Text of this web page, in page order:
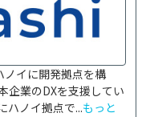
イに開発拠点を構
企業のDXを支援してい
ハノイ拠点で...もっと